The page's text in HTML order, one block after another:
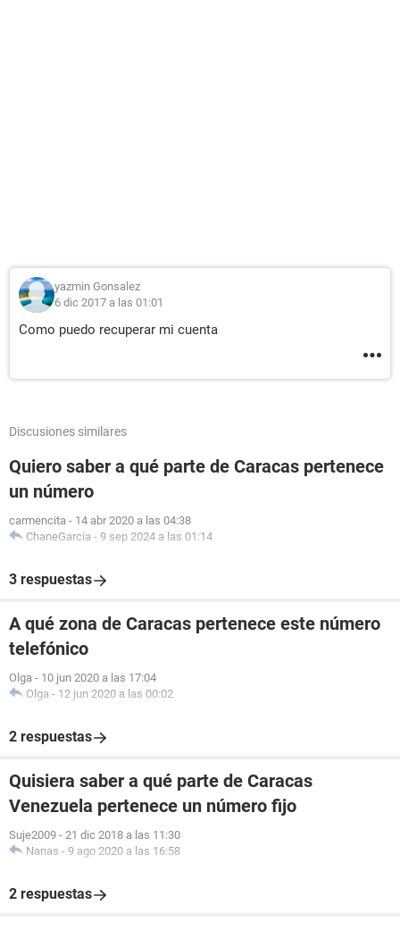
yazmin Gonsalez
6 dic 2017 a las 01:01
Como puedo recuperar mi cuenta
Discusiones similares
Quiero saber a qué parte de Caracas pertenece
un número
carmencita - 14 abr 2020 a las 04:38
ChaneGarcia - 9 sep 2024 a las 01:14
3 respuestas
A qué zona de Caracas pertenece este número
telefónico
Olga - 10 jun 2020 a las 17:04
Olga - 12 jun 2020 a las 00:02
2 respuestas
Quisiera saber a qué parte de Caracas
Venezuela pertenece un número fijo
Suje2009 - 21 dic 2018 a las 11:30
Nanas - 9 ago 2020 a las 16:58
2 respuestas